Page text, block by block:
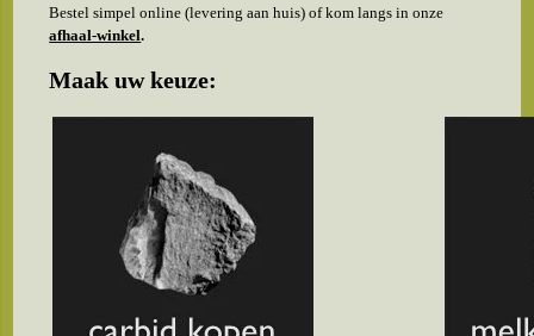
Bestel simpel online (levering aan huis) of kom langs in onze
afhaal-winkel.
Maak uw keuze: